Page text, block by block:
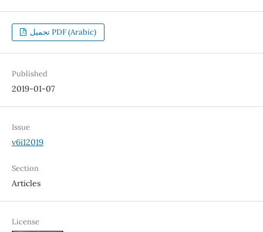
تحميل PDF (Arabic)
Published
2019-01-07
Issue
v6i12019
Section
Articles
License